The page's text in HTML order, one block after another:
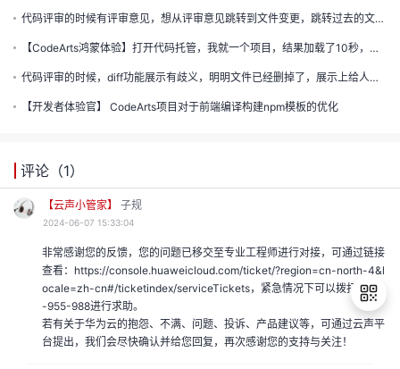
开
发
者
学
堂
我
的
课
我
的
我
的
我
的
支
技
术
的
云
代码评审的时候有评审意见，想从评审意见跳转到文件变更，跳转过去的文件和评审的文件不一致，需要自己一个一个文件翻
【CodeArts鸿蒙体验】打开代码托管，我就一个项目，结果加载了10秒，这个速度应该要进行优化一下
代码评审的时候，diff功能展示有歧义，明明文件已经删掉了，展示上给人感觉是文件没有删掉，只是删掉了文件里的内容
【开发者体验官】 CodeArts项目对于前端编译构建npm模板的优化
评论（1）
【云声小管家】 子规
2024-06-07 15:33:04
非常感谢您的反馈，您的问题已移交至专业工程师进行对接，可通过链接
查看：https://console.huaweicloud.com/ticket/?region=cn-north-4&l
ocale=zh-cn#/ticketindex/serviceTickets，紧急情况下可以拨打4000
-955-988进行求助。
若有关于华为云的抱怨、不满、问题、投诉、产品建议等，可通过云声平
台提出，我们会尽快确认并给您回复，再次感谢您的支持与关注！